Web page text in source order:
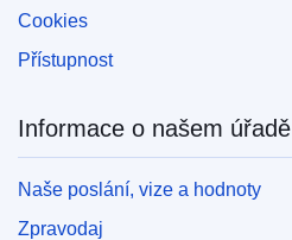
Cookies
Přístupnost
Informace o našem úřadě
Naše poslání, vize a hodnoty
Zpravodaj